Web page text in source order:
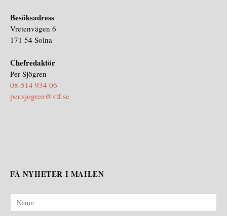
Besöksadress
Vretenvägen 6
171 54 Solna
Chefredaktör
Per Sjögren
08-514 934 06
per.sjogren@vtf.se
FÅ NYHETER I MAILEN